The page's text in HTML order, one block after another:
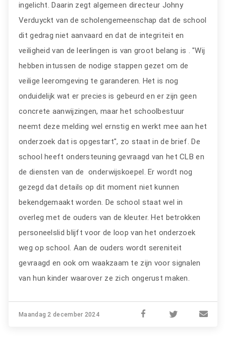
ingelicht. Daarin zegt algemeen directeur Johny
Verduyckt van de scholengemeenschap dat de school
dit gedrag niet aanvaard en dat de integriteit en
veiligheid van de leerlingen is van groot belang is . "Wij
hebben intussen de nodige stappen gezet om de
veilige leeromgeving te garanderen. Het is nog
onduidelijk wat er precies is gebeurd en er zijn geen
concrete aanwijzingen, maar het schoolbestuur
neemt deze melding wel ernstig en werkt mee aan het
onderzoek dat is opgestart", zo staat in de brief. De
school heeft ondersteuning gevraagd van het CLB en
de diensten van de onderwijskoepel. Er wordt nog
gezegd dat details op dit moment niet kunnen
bekendgemaakt worden. De school staat wel in
overleg met de ouders van de kleuter. Het betrokken
personeelslid blijft voor de loop van het onderzoek
weg op school. Aan de ouders wordt sereniteit
gevraagd en ook om waakzaam te zijn voor signalen
van hun kinder waarover ze zich ongerust maken.
Maandag 2 december 2024